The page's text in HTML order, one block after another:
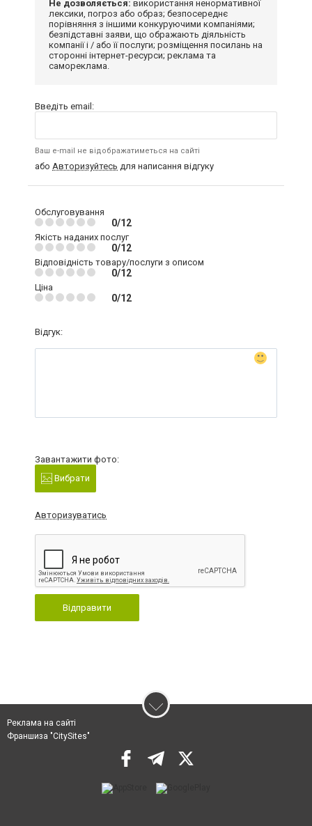
Не дозволяється: використання ненормативної
лексики, погроз або образ; безпосереднє
порівняння з іншими конкуруючими компаніями;
безпідставні заяви, що ображають діяльність
компанії і / або її послуги; розміщення посилань на
сторонні інтернет-ресурси; реклама та
самореклама.
Введіть email:
Ваш e-mail не відображатиметься на сайті
або Авторизуйтесь для написання відгуку
Обслуговування
0/12
Якість наданих послуг
0/12
Відповідність товару/послуги з описом
0/12
Ціна
0/12
Відгук:
Завантажити фото:
Вибрати
Авторизуватись
Відправити
Реклама на сайті
Франшиза "CitySites"